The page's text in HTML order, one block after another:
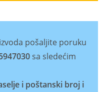
pošaljite poruku
sa sledećim
i poštanski broj i